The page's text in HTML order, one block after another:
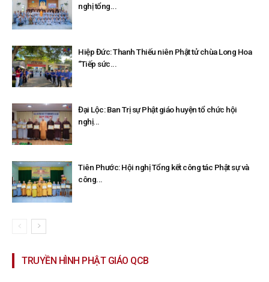
nghị tổng...
Hiệp Đức: Thanh Thiếu niên Phật tử chùa Long Hoa
“Tiếp sức...
Đại Lộc: Ban Trị sự Phật giáo huyện tổ chức hội
nghị...
Tiên Phước: Hội nghị Tổng kết công tác Phật sự và
công...
TRUYỀN HÌNH PHẬT GIÁO QCB